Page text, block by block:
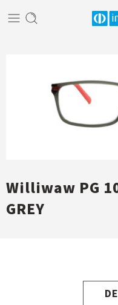
Williwaw PG
GREY